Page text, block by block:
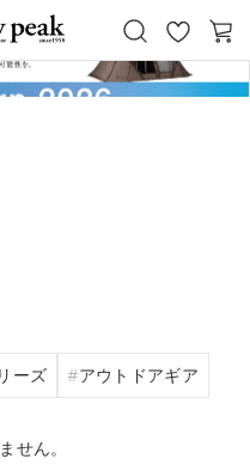
お
気
カ
ー
ーズ アウトドアギア
せん。